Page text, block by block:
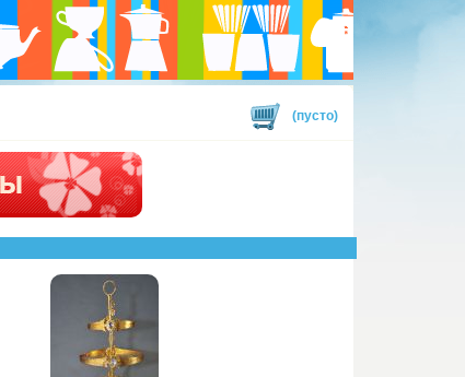
(пусто)